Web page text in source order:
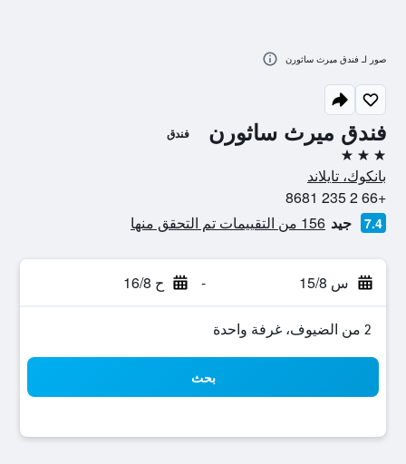
فندق ميرث ساثورن فندق
3 نجوم
بانكوك، تايلاند
+66 2 235 8681
7.4 جيد 156 من التقييمات تم التحقق منها
س 15/8 - ح 16/8
2 من الضيوف، غرفة واحدة
بحث
صور لـ فندق ميرث ساثورن